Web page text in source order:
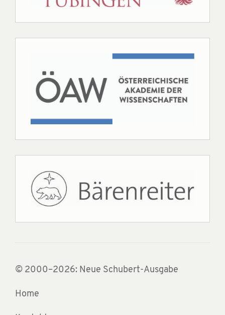
© 2000–2026: Neue Schubert-Ausgabe
Home